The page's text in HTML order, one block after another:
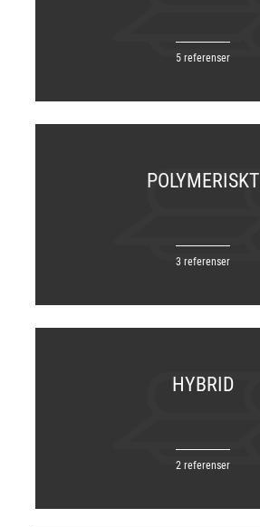
5 referenser
POLYMERISKT
3 referenser
HYBRID
2 referenser